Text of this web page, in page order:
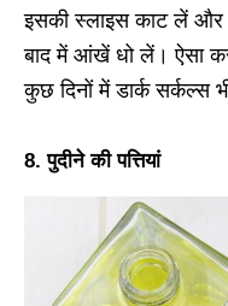
इसकी स्लाइस काट लें
बाद में आंखें धो लें। ऐसा
कुछ दिनों में डार्क सर्कल्स
8.पुदीने की पत्तियां